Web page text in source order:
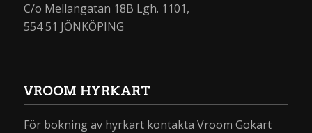
C/o Mellangatan 18B Lgh. 1101,
554 51 JÖNKÖPING
VROOM HYRKART
För bokning av hyrkart kontakta Vroom Gokart